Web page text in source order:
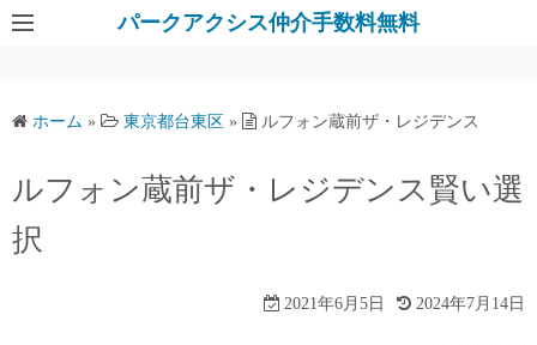
パークアクシス仲介手数料無料
ホーム » 東京都台東区 » ルフォン蔵前ザ・レジデンス
ルフォン蔵前ザ・レジデンス賢い選
択
2021年6月5日 2024年7月14日